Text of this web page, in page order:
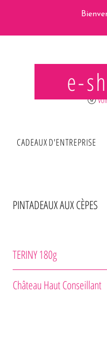
e-
PINTADEAUX AUX CÈPES
TERINY 180g
Château Haut Conseillant
CADEAUX D'ENTREPRISE